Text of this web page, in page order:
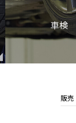
車検
販売